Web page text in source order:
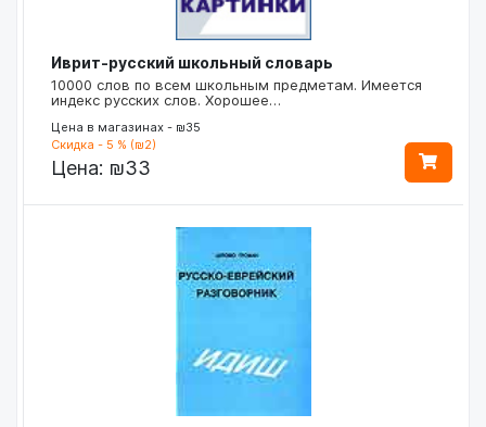
Иврит-русский школьный словарь
10000 слов по всем школьным предметам. Имеется
индекс русских слов. Хорошее…
Цена в магазинах - ₪35
Скидка - 5 % (₪2)
Цена: ₪33